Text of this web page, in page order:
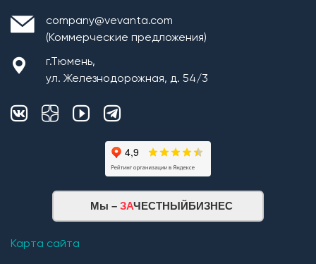
company@vevanta.com
(Коммерческие предложения)
г.Тюмень,
ул. Железнодорожная, д. 54/3
Мы – ЗАЧЕСТНЫЙБИЗНЕС
Карта сайта